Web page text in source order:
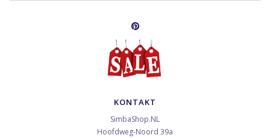
KONTAKT
SimbaShop.NL
Hoofdweg-Noord 39a